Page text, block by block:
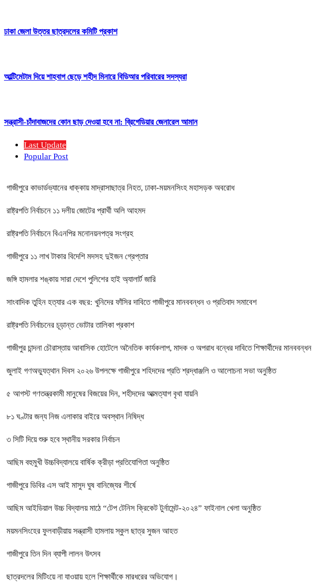
ঢাকা জেলা উত্তর ছাত্রদলের কমিটি প্রকাশ
আল্টিমেটাম দিয়ে শাহবাগ ছেড়ে শহীদ মিনারে বিডিআর পরিবারের সদস্যরা
সন্ত্রাসী-চাঁদাবাজদের কোন ছাড় দেওয়া হবে না: ব্রিগেডিয়ার জেনারেল আমান
Last Update
Popular Post
গাজীপুরে কাভার্ডভ্যানের ধাক্কায় মাদ্রাসাছাত্র নিহত, ঢাকা-ময়মনসিংহ মহাসড়ক অবরোধ
রাষ্ট্রপতি নির্বাচনে ১১ দলীয় জোটের প্রার্থী অলি আহমদ
রাষ্ট্রপতি নির্বাচনে বিএনপির মনোনয়নপত্র সংগ্রহ
গাজীপুরে ১১ লাখ টাকার বিদেশি মদসহ দুইজন গ্রেপ্তার
জঙ্গি হামলার শঙ্কায় সারা দেশে পুলিশের হাই অ্যালার্ট জারি
সাংবাদিক তুহিন হত্যার এক বছর: খুনিদের ফাঁসির দাবিতে গাজীপুরে মানববন্ধন ও প্রতিবাদ সমাবেশ
রাষ্ট্রপতি নির্বাচনের চূড়ান্ত ভোটার তালিকা প্রকাশ
গাজীপুর চান্দনা চৌরাস্তায় আবাসিক হোটেলে অনৈতিক কার্যকলাপ, মাদক ও অপরাধ বন্ধের দাবিতে শিক্ষার্থীদের মানববন্ধন
জুলাই গণঅভ্যুত্থান দিবস ২০২৬ উপলক্ষে গাজীপুরে শহিদদের প্রতি শ্রদ্ধাঞ্জলি ও আলোচনা সভা অনুষ্ঠিত
৫ আগস্ট গণতন্ত্রকামী মানুষের বিজয়ের দিন, শহীদদের আত্মত্যাগ বৃথা যায়নি
৮১ ঘণ্টার জন্য নিজ এলাকার বাইরে অবস্থান নিষিদ্ধ
৩ সিটি দিয়ে শুরু হবে স্থানীয় সরকার নির্বাচন
আছিম বহুমুখী উচ্চবিদ্যালয়ে বার্ষিক ক্রীড়া প্রতিযোগিতা অনুষ্ঠিত
গাজীপুরে ডিবির এস আই মাসুদ ঘুষ বানিজ্যের শীর্ষে
আছিম আইডিয়াল উচ্চ বিদ্যালয় মাঠে “টেপ টেনিস ক্রিকেট টুর্নামেন্ট-২০২৪” ফাইনাল খেলা অনুষ্ঠিত
ময়মনসিংহের ফুলবাড়ীয়ায় সন্ত্রাসী হামলায় স্কুল ছাত্র সুজন আহত
গাজীপুরে তিন দিন ব্যাপী লালন উৎসব
ছাত্রদলের মিটিংয়ে না যাওয়ায় হলে শিক্ষার্থীকে মারধরের অভিযোগ।